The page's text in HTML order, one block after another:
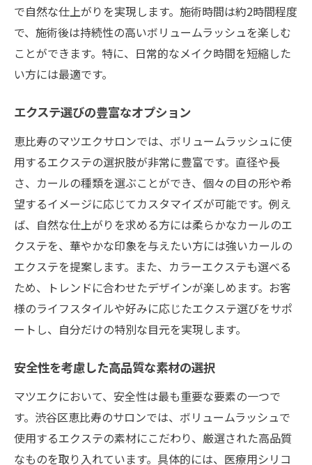
で自然な仕上がりを実現します。施術時間は約2時間程度
で、施術後は持続性の高いボリュームラッシュを楽しむ
ことができます。特に、日常的なメイク時間を短縮した
い方には最適です。
エクステ選びの豊富なオプション
恵比寿のマツエクサロンでは、ボリュームラッシュに使
用するエクステの選択肢が非常に豊富です。直径や長
さ、カールの種類を選ぶことができ、個々の目の形や希
望するイメージに応じてカスタマイズが可能です。例え
ば、自然な仕上がりを求める方には柔らかなカールのエ
クステを、華やかな印象を与えたい方には強いカールの
エクステを提案します。また、カラーエクステも選べる
ため、トレンドに合わせたデザインが楽しめます。お客
様のライフスタイルや好みに応じたエクステ選びをサポ
ートし、自分だけの特別な目元を実現します。
安全性を考慮した高品質な素材の選択
マツエクにおいて、安全性は最も重要な要素の一つで
す。渋谷区恵比寿のサロンでは、ボリュームラッシュで
使用するエクステの素材にこだわり、厳選された高品質
なものを取り入れています。具体的には、医療用シリコ